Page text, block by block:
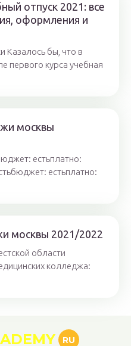
отпуск 2021: все
оформления и
Казалось бы, что в
первого курса учебная
москвы
естьплатно:
естьплатно:
москвы 2021/2022
области
колледжа:
RU